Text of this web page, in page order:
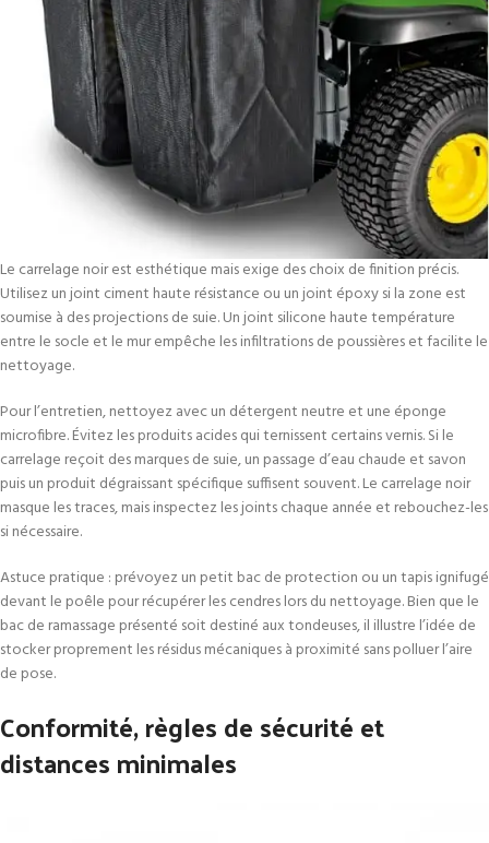
Le carrelage noir est esthétique mais exige des choix de finition précis.
Utilisez un joint ciment haute résistance ou un joint époxy si la zone est
soumise à des projections de suie. Un joint silicone haute température
entre le socle et le mur empêche les infiltrations de poussières et facilite le
nettoyage.
Pour l’entretien, nettoyez avec un détergent neutre et une éponge
microfibre. Évitez les produits acides qui ternissent certains vernis. Si le
carrelage reçoit des marques de suie, un passage d’eau chaude et savon
puis un produit dégraissant spécifique suffisent souvent. Le carrelage noir
masque les traces, mais inspectez les joints chaque année et rebouchez-les
si nécessaire.
Astuce pratique : prévoyez un petit bac de protection ou un tapis ignifugé
devant le poêle pour récupérer les cendres lors du nettoyage. Bien que le
bac de ramassage présenté soit destiné aux tondeuses, il illustre l’idée de
stocker proprement les résidus mécaniques à proximité sans polluer l’aire
de pose.
Conformité, règles de sécurité et
distances minimales